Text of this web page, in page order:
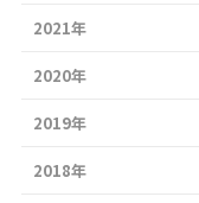
2021年
2020年
2019年
2018年